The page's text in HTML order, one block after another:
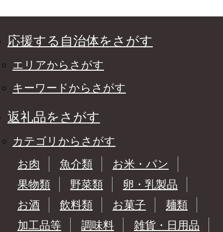
応援する自治体をさがす
エリアからさがす
キーワードからさがす
返礼品をさがす
カテゴリからさがす
お肉
魚介類
お米・パン
果物類
野菜類
卵・乳製品
お酒
飲料類 お菓子
麺類
加工品等
調味料
雑貨・日用品